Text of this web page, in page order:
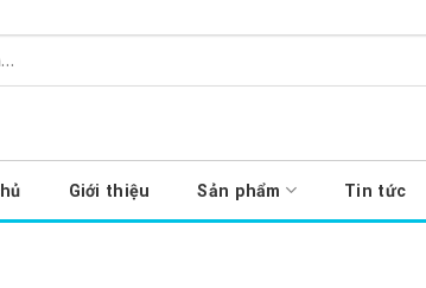
Giới thiệu Sản phẩm Tin tức